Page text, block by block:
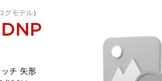
グモデル)
チ 矢形